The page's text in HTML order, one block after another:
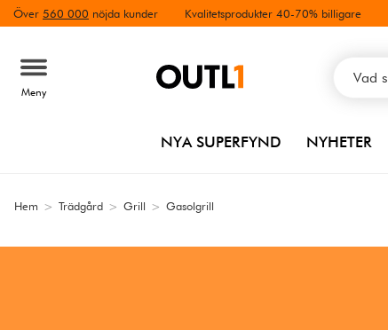
Över 560 000 nöjda kunder Kvalitetsprodukter 40-70% billigare
Meny
NYA SUPERFYND NYHETER
Hem > Trädgård > Grill > Gasolgrill